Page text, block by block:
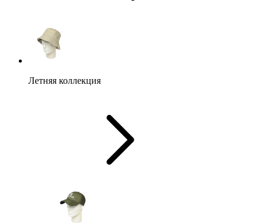
Летняя коллекция